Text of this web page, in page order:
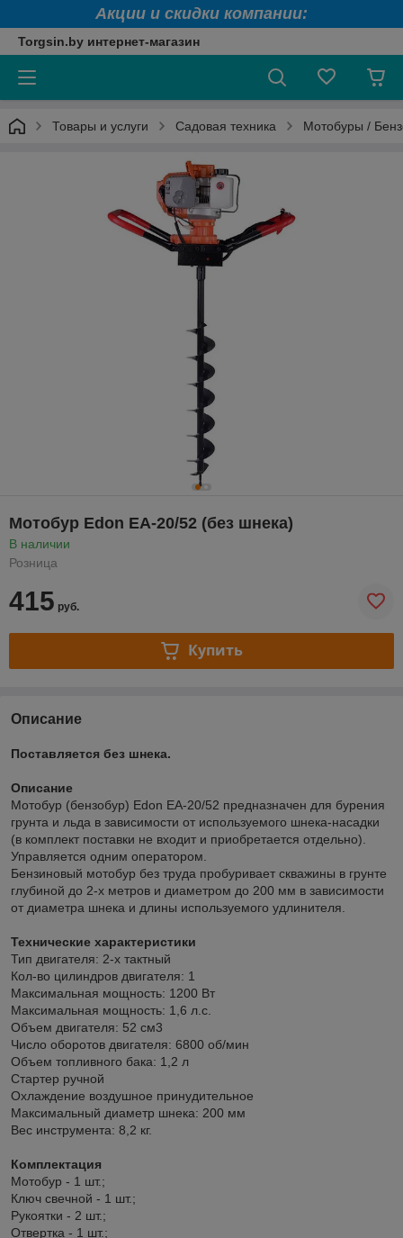
Акции и скидки компании:
Torgsin.by интернет-магазин
Товары и услуги Садовая техника Мотобуры /
Мотобур Edon EA-20/52 (без шнека)
В наличии
Розница
415 руб.
Купить
Описание
Поставляется без шнека.
Описание
Мотобур (бензобур) Edon EA-20/52 предназначен для бурения
грунта и льда в зависимости от используемого шнека-насадки
(в комплект поставки не входит и приобретается отдельно).
Управляется одним оператором.
Бензиновый мотобур без труда пробуривает скважины в грунте
глубиной до 2-х метров и диаметром до 200 мм в зависимости
от диаметра шнека и длины используемого удлинителя.
Технические характеристики
Тип двигателя: 2-х тактный
Кол-во цилиндров двигателя: 1
Максимальная мощность: 1200 Вт
Максимальная мощность: 1,6 л.с.
Объем двигателя: 52 см3
Число оборотов двигателя: 6800 об/мин
Объем топливного бака: 1,2 л
Стартер ручной
Охлаждение воздушное принудительное
Максимальный диаметр шнека: 200 мм
Вес инструмента: 8,2 кг.
Комплектация
Мотобур - 1 шт.;
Ключ свечной - 1 шт.;
Рукоятки - 2 шт.;
Отвертка - 1 шт.;